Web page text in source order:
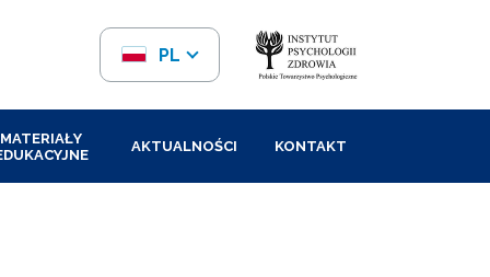
PL
EN
MATERIAŁY
AKTUALNOŚCI KONTAKT